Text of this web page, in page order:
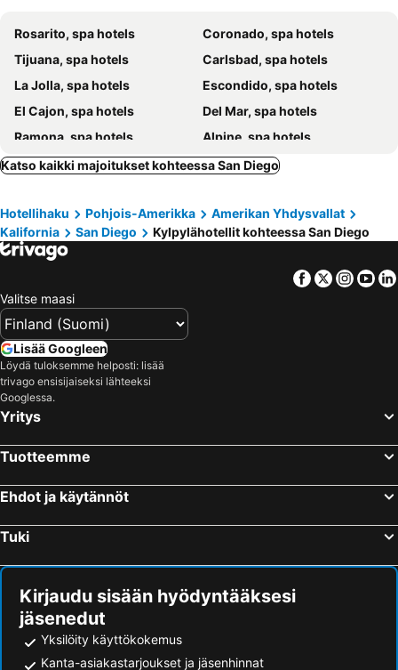
Harbour Lights Resort By Resortshare
La Pensione Hotel
Rosarito, spa hotels
Coronado, spa hotels
Tijuana, spa hotels
Carlsbad, spa hotels
La Jolla, spa hotels
Escondido, spa hotels
El Cajon, spa hotels
Del Mar, spa hotels
Ramona, spa hotels
Alpine, spa hotels
National City, spa hotels
Imperial Beach, spa hotels
Solana Beach, spa hotels
Lakeside, spa hotels
Spring Valley, spa hotels
Jamul, spa hotels
Katso kaikki majoitukset kohteessa San Diego
Hotellihaku Pohjois-Amerikka
Amerikan Yhdysvallat
Kalifornia
San Diego Kylpylähotellit kohteessa San Diego
Facebook
Twitter
Valitse maasi
Lisää Googleen
Löydä tuloksemme helposti: lisää
trivago ensisijaiseksi lähteeksi
Googlessa.
Yritys
Tuotteemme
Ehdot ja käytännöt
Tuki
Kirjaudu sisään hyödyntääksesi
jäsenedut
Yksilöity käyttökokemus
Kanta-asiakastarjoukset ja jäsenhinnat